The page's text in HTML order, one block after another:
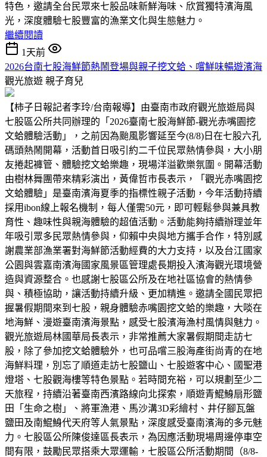
特色，邀請全台民眾來七股品味新鮮海味、欣賞獨特濱海風
光，深度體驗七股豐富的漁業文化與生態魅力。
繼續閱讀
1天前
2026台南七股海鮮節熱鬧登場與親子挖文蛤、嚐鮮味暢遊濱海
觀光旅遊 親子育兒
【柿子日報記者李玲/台南報導】由臺南市政府觀光旅遊局與
七股區公所共同辦理的「2026臺南七股海鮮節-觀光赤嘴園挖
文蛤體驗活動」，之前因為颱風影響延至今(8/8)日在七股六孔
碼頭熱鬧開幕，活動首日吸引約二千位民眾熱情參與，大小朋
友捲起褲管、體驗挖文蛤樂趣，現場洋溢歡樂氛圍。開幕活動
由樹林舞團帶來精彩演出，黃偉哲市長表示，「觀光赤嘴園挖
文蛤體驗」是臺南濱海夏季的指標性親子活動，今年活動持續
採用ibon線上報名機制，每人僅需50元，即可輕鬆參與兼具教
育性、趣味性與親海體驗的超值活動。活動能夠持續辦理並年
年吸引眾多民眾熱情參與，仰賴中央與地方攜手合作，特別感
謝農業部漁業署對海鮮節活動經費的大力支持，以及台江國家
公園與雲嘉南濱海國家風景區管理處長期投入濱海觀光環境營
造與資源整合。也感謝七股區公所及在地社區協會的熱情參
與、積極協助，讓活動持續升級、更加精進。邀請全國民眾把
握暑假期間來到七股，親身體驗赤嘴園挖文蛤的樂趣，大啖在
地海鮮、漫遊臺南濱海景點，感受七股濱海漁村風情與魅力。
觀光旅遊局林國華局長表示，非常推薦大家暑假期間走訪七
股，除了參加挖文蛤體驗外，也可品嚐三股海產街尚青的在地
海鮮料理，別忘了順道走訪七股鹽山、七股遊客中心、國聖港
燈塔、七股觀海樓等特色景點。若時間充裕，可以規劃至少二
天旅程，持續沿著臺南西濱路線向北探索，順遊青鯤鯓扇形鹽
田「生命之樹」、將軍漁港、馬沙溝3D彩繪村、井仔腳瓦盤
鹽田及南鯤鯓代天府等人氣景點，深度感受臺南濱海的多元魅
力。七股區公所陳俊達區長表示，為因應活動現場周邊停車空
間有限，鼓勵民眾搭乘大眾運輸，七股區公所活動期間（8/8-